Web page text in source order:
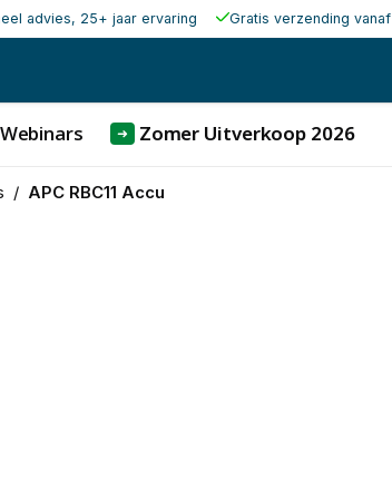
advies, 25+ jaar ervaring Gratis verzending vanaf
Webinars ➜ Zomer Uitverkoop 2026
/ APC RBC11 Accu